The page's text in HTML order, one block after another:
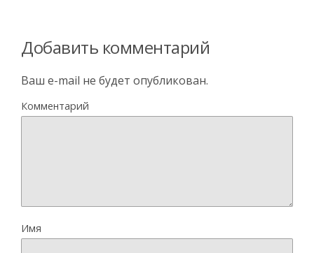
Добавить комментарий
Ваш e-mail не будет опубликован.
Комментарий
Имя